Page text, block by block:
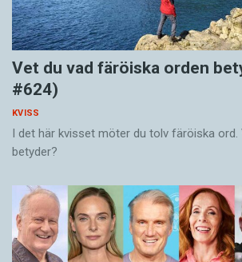
Vet du vad färöiska orden
#624)
KVISS
I det här kvisset möter du tolv färöiska
betyder?